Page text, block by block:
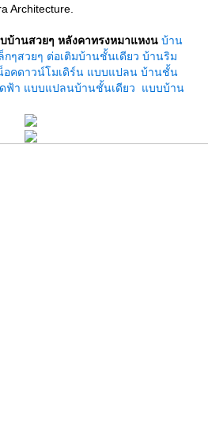
Architecture.
บ้านสวยๆ หลังคาทรงหมาแหงน บ้าน
กๆสวยๆ ต่อเติมบ้านชั้นเดียว บ้านริม
คดาวน์โมเดิร์น บบแปลน บ้านชั้น
ฟ้า บบแปลนบ้านชั้นเดียว
บบบ้าน